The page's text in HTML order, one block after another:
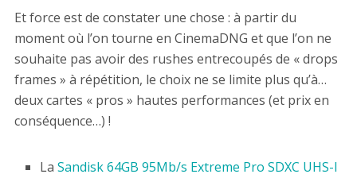
Et force est de constater une chose : à partir du
moment où l’on tourne en CinemaDNG et que l’on ne
souhaite pas avoir des rushes entrecoupés de « drops
frames » à répétition, le choix ne se limite plus qu’à…
deux cartes « pros » hautes performances (et prix en
conséquence…) !
La Sandisk 64GB 95Mb/s Extreme Pro SDXC UHS-I